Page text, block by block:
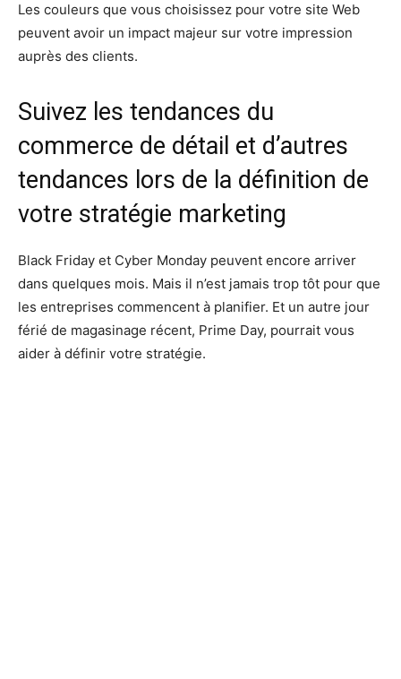
Les couleurs que vous choisissez pour votre site Web
peuvent avoir un impact majeur sur votre impression
auprès des clients.
Suivez les tendances du
commerce de détail et d’autres
tendances lors de la définition de
votre stratégie marketing
Black Friday et Cyber Monday peuvent encore arriver
dans quelques mois. Mais il n’est jamais trop tôt pour que
les entreprises commencent à planifier. Et un autre jour
férié de magasinage récent, Prime Day, pourrait vous
aider à définir votre stratégie.